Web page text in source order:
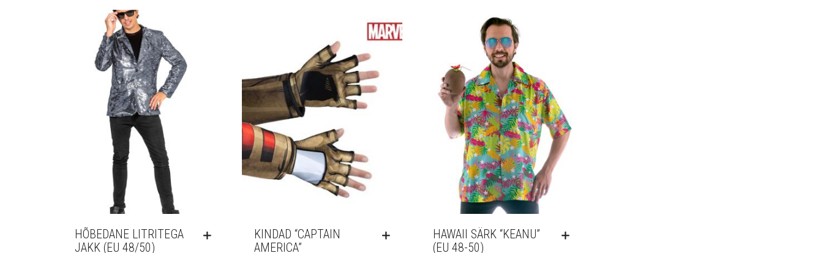
HÕBEDANE LITRITEGA
JAKK (EU 48/50)
KINDAD “CAPTAIN
AMERICA”
HAWAII SÄRK “KEANU”
(EU 48-50)